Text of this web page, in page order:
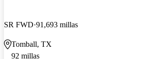
SR FWD 91,693 millas
Tomball, TX
92 millas